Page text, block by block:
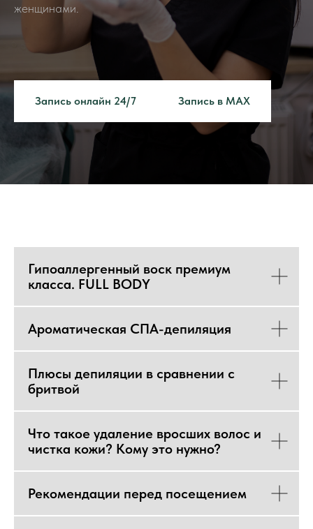
женщинами.
Запись онлайн 24/7 Запись в MAX
Гипоаллергенный воск премиум
класса. FULL BODY
Ароматическая СПА-депиляция
Плюсы депиляции в сравнении с
бритвой
Что такое удаление вросших волос и
чистка кожи? Кому это нужно?
Рекомендации перед посещением